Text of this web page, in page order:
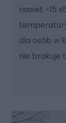
nawet -15
dla osób w
nie brakuje